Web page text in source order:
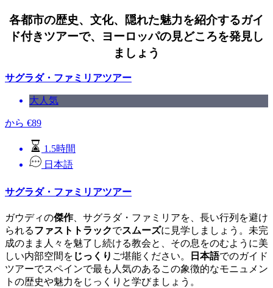
各都市の歴史、文化、隠れた魅力を紹介するガイ
ド付きツアーで、ヨーロッパの見どころを発見し
ましょう
サグラダ・ファミリアツアー
大人気
から €89
1.5時間
日本語
サグラダ・ファミリアツアー
ガウディの傑作、サグラダ・ファミリアを、長い行列を避け
られるファストトラックでスムーズに見学しましょう。未完
成のまま人々を魅了し続ける教会と、その息をのむように美
しい内部空間を じっくり ご堪能ください。 日本語でのガイド
ツアーでスペインで最も人気のあるこの象徴的なモニュメン
トの歴史や魅力をじっくりと学びましょう。